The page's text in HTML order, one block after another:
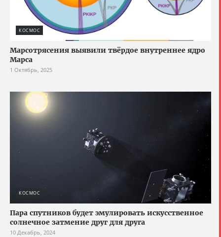
КОСМОС
Марсотрясения выявили твёрдое внутреннее ядро
Марса
1 Октябрь, 2025
КОСМОС
Пара спутников будет эмулировать искусственное
солнечное затмение друг для друга
10 Декабрь, 2024